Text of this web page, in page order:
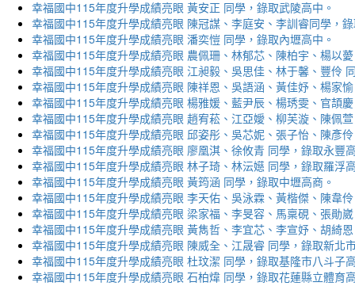
幸福國中115年度升學成績亮眼 黃安正 同學，錄取武陵高中。
幸福國中115年度升學成績亮眼 陳冠謀、李庭安、李訓睿同學，
幸福國中115年度升學成績亮眼 潘奕愷 同學，錄取內壢高中。
幸福國中115年度升學成績亮眼 農佩珊、林郁芯、陳柏宇、楊以
幸福國中115年度升學成績亮眼 江昶毅、吳思佳、林于馨、豐伶
幸福國中115年度升學成績亮眼 陳祥恩、吳語涵、黃佳妤、楊家
幸福國中115年度升學成績亮眼 楊雅媛、藍尹辰、楊琇雯、官頡
幸福國中115年度升學成績亮眼 趙宥菘、江亞嬡、柳芙漩、陳佩
幸福國中115年度升學成績亮眼 邱姿彤、吳芯妮、張子怡、陳彥
幸福國中115年度升學成績亮眼 廖凰淇、徐攸青 同學，錄取永豐
幸福國中115年度升學成績亮眼 林子琦、林沄嬨 同學，錄取羅浮
幸福國中115年度升學成績亮眼 黃筠涵 同學，錄取中壢高商。
幸福國中115年度升學成績亮眼 李天佑、吳泳霖、黃楷傑、陳韋
幸福國中115年度升學成績亮眼 梁家福、李旻容、馬稟硯、張勛
幸福國中115年度升學成績亮眼 黃雋哲、李宜芯、李宣妤、胡綺
幸福國中115年度升學成績亮眼 陳威全、江晟睿 同學，錄取新北
幸福國中115年度升學成績亮眼 杜玟潔 同學，錄取基隆市八斗子
幸福國中115年度升學成績亮眼 石柏煒 同學，錄取花蓮縣立體育